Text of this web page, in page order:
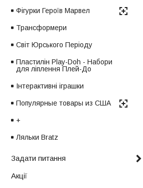
Фігурки Героїв Марвел
Трансформери
Світ Юрського Періоду
Пластилін Play-Doh - Набори
для ліплення Плей-До
Інтерактивні іграшки
Популярные товары из США
+
Ляльки Bratz
Задати питання
Акції